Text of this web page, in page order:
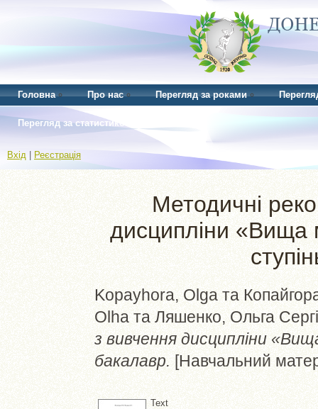
Головна Про нас Перегляд за роками
Перегляд за статистикою
Вхід Реєстрація
Методичні
дисципліни «Вища
Kopayhora, Olga та
Olha та Ляшенко, Ольга
з вивчення дисципліни
бакалавр. [Навчальний
Text